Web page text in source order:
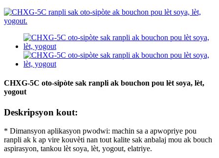
CHXG-5C oto-sipòte sak ranpli ak bouchon pou lèt soya, lèt,
yogout
Deskripsyon kout:
* Dimansyon aplikasyon pwodwi: machin sa a apwopriye pou
ranpli ak k ap vire kouvèti nan tout kalite sak anbalaj mou ak bouch
aspirasyon, tankou lèt soya, lèt, yogout, elatriye.